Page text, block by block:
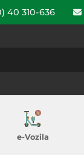
40 310-636
e-Vozila